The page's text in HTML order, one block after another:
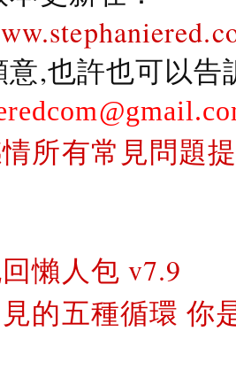
意,也許也可以
所有常見問題
懶人包 v7.9
的五種循環 你